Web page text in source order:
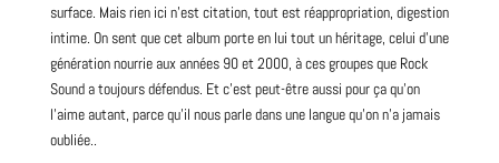
surface. Mais rien ici n’est citation, tout est réappropriation, digestion
intime. On sent que cet album porte en lui tout un héritage, celui d’une
génération nourrie aux années 90et2000, à ces groupes que Rock
Sound a toujours défendus. Et c’est peut-être aussi pour ça qu’on
l’aime autant, parce qu’il nous parle dans une langue qu’on n’a jamais
oubliée..